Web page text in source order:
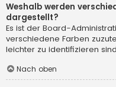
Weshalb werden
dargestellt?
Es ist der Board-
verschiedene Farben
leichter zu identifizieren
Nach oben